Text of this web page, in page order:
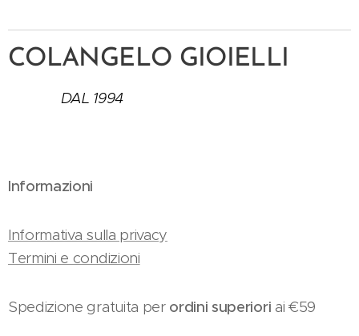
COLANGELO GIOIELLI
DAL 1994
Informazioni
Informativa sulla privacy
Termini e condizioni
Spedizione gratuita perordini superiori ai €59